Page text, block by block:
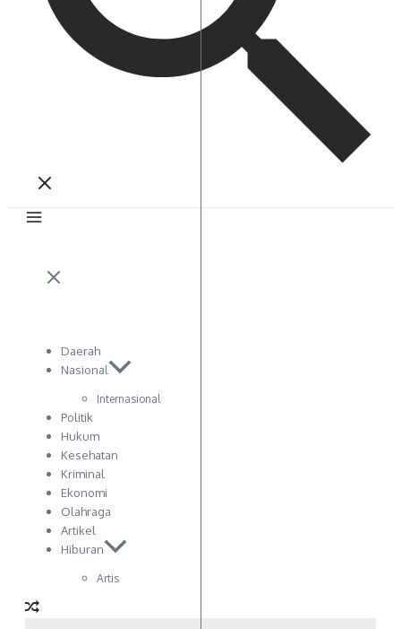
Daerah
Nasional
Internasional
Politik
Hukum
Kesehatan
Kriminal
Ekonomi
Olahraga
Artikel
Hiburan
Artis